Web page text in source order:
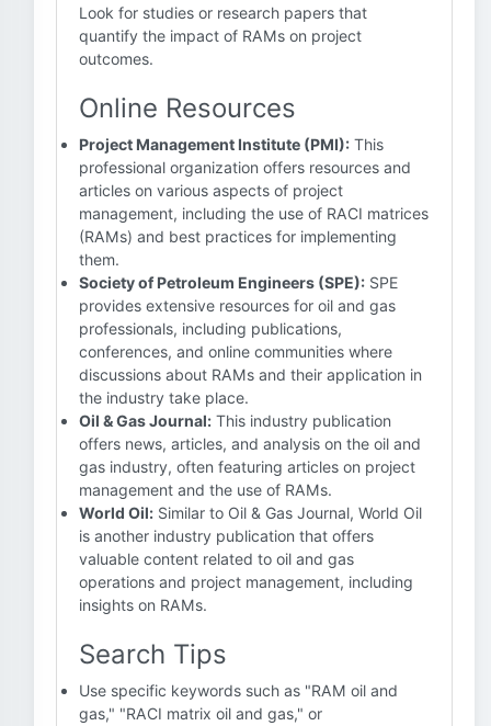
Look for studies or research papers that
quantify the impact of RAMs on project
outcomes.
Online Resources
Project Management Institute (PMI): This
professional organization offers resources and
articles on various aspects of project
management, including the use of RACI matrices
(RAMs) and best practices for implementing
them.
Society of Petroleum Engineers (SPE): SPE
provides extensive resources for oil and gas
professionals, including publications,
conferences, and online communities where
discussions about RAMs and their application in
the industry take place.
Oil & Gas Journal: This industry publication
offers news, articles, and analysis on the oil and
gas industry, often featuring articles on project
management and the use of RAMs.
World Oil: Similar to Oil & Gas Journal, World Oil
is another industry publication that offers
valuable content related to oil and gas
operations and project management, including
insights on RAMs.
Search Tips
Use specific keywords such as "RAM oil and
gas," "RACI matrix oil and gas," or